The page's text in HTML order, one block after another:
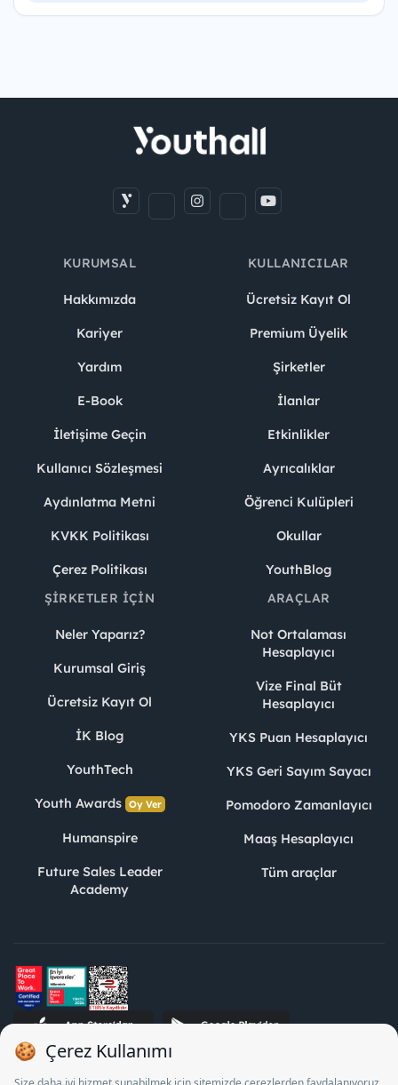
KURUMSAL
Hakkımızda
Kariyer
Yardım
E-Book
İletişime Geçin
Kullanıcı Sözleşmesi
Aydınlatma Metni
KVKK Politikası
Çerez Politikası
KULLANICILAR
Ücretsiz Kayıt Ol
Premium Üyelik
Şirketler
İlanlar
Etkinlikler
Ayrıcalıklar
Öğrenci Kulüpleri
Okullar
YouthBlog
ŞIRKETLER İÇIN
Neler Yaparız?
Kurumsal Giriş
Ücretsiz Kayıt Ol
İK Blog
YouthTech
Youth Awards Oy Ver
Humanspire
Future Sales Leader
Academy
ARAÇLAR
Not Ortalaması
Hesaplayıcı
Vize Final Büt
Hesaplayıcı
YKS Puan Hesaplayıcı
YKS Geri Sayım Sayacı
Pomodoro Zamanlayıcı
Maaş Hesaplayıcı
Tüm araçlar